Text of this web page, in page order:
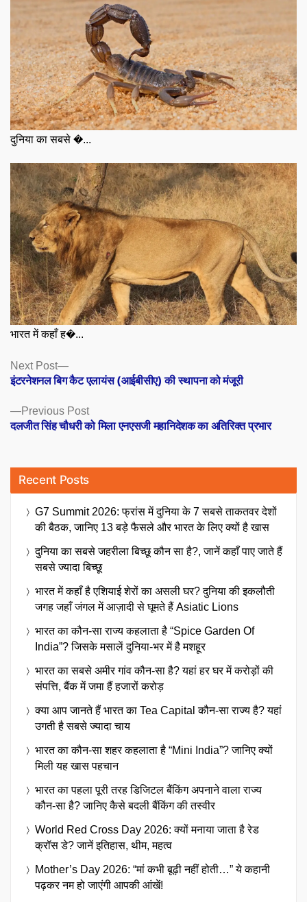
दुनिया का सबसे �...
भारत में कहाँ ह�...
Posts
navigation
Previous PostPrevious
post:
दलजीत सिंह चौधरी को मिला एनएसजी महानिदेशक का अतिरिक्त प्रभार
Next Post
Next
post:
इंटरनेशनल बिग कैट एलायंस (आईबीसीए) की स्थापना को मंजूरी
Recent Posts
G7 Summit 2026: फ्रांस में दुनिया के 7 सबसे ताकतवर देशों
की बैठक, जानिए 13 बड़े फैसले और भारत के लिए क्यों है खास
दुनिया का सबसे जहरीला बिच्छू कौन सा है?, जानें कहाँ पाए जाते हैं
सबसे ज्यादा बिच्छू
भारत में कहाँ है एशियाई शेरों का असली घर? दुनिया की इकलौती
जगह जहाँ जंगल में आज़ादी से घूमते हैं Asiatic Lions
भारत का कौन-सा राज्य कहलाता है “Spice Garden Of
India”? जिसके मसालें दुनिया-भर में है मशहूर
भारत का सबसे अमीर गांव कौन-सा है? यहां हर घर में करोड़ों की
संपत्ति, बैंक में जमा हैं हजारों करोड़
क्या आप जानते हैं भारत का Tea Capital कौन-सा राज्य है? यहां
उगती है सबसे ज्यादा चाय
भारत का कौन-सा शहर कहलाता है “Mini India”? जानिए क्यों
मिली यह खास पहचान
भारत का पहला पूरी तरह डिजिटल बैंकिंग अपनाने वाला राज्य
कौन-सा है? जानिए कैसे बदली बैंकिंग की तस्वीर
World Red Cross Day 2026: क्यों मनाया जाता है रेड
क्रॉस डे? जानें इतिहास, थीम, महत्व
Mother’s Day 2026: “मां कभी बूढ़ी नहीं होती…” ये कहानी
पढ़कर नम हो जाएंगी आपकी आंखें!